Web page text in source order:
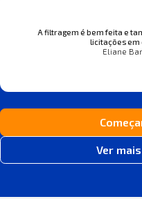
A filtragem é bem feita e
licitações em
Eliane
Ver